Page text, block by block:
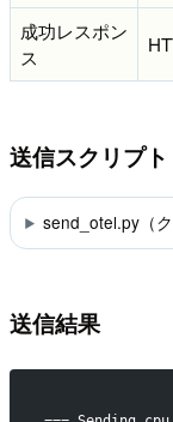
成功レスポン
ス
送信スクリプト
send_otel.py（ク
送信結果